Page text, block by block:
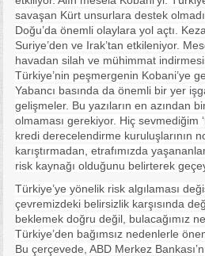
savaşan Kürt unsurlara destek
Doğu’da önemli olaylara yol açtı.
Suriye’den ve Irak’tan etkileniyor.
havadan silah ve mühimmat
Türkiye’nin peşmergenin Kobani’ye
Yabancı basında da önemli bir yer
gelişmeler. Bu yazıların en azından bir
olmaması gerekiyor. Hiç sevmediğim
kredi derecelendirme kuruluşlarının
karıştırmadan, etrafımızda
risk kaynağı olduğunu belirterek
Türkiye’ye yönelik risk algılaması
çevremizdeki belirsizlik karşısında
beklemek doğru değil, bulacağımız
Türkiye’den bağımsız nedenlerle
Bu çerçevede, ABD Merkez